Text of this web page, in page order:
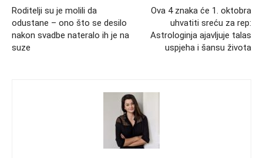
Roditelji su je molili da
odustane – ono što se desilo
nakon svadbe nateralo ih je na
suze
Ova 4 znaka će 1. oktobra
uhvatiti sreću za rep:
Astrologinja ajavljuje talas
uspjeha i šansu života